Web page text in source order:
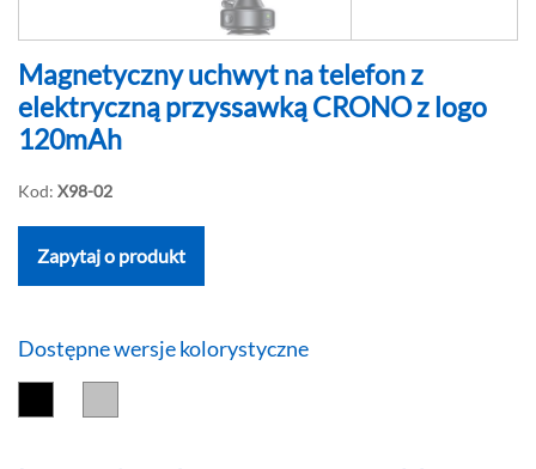
Magnetyczny uchwyt na telefon z
elektryczną przyssawką CRONO z logo
120mAh
Kod: X98-02
Zapytaj o produkt
Dostępne wersje kolorystyczne